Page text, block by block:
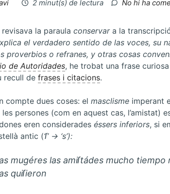
2 minut(s) de lectura No hi ha
la paraula conservara la
el verdadero sentido de las voces, su
proverbios o refranes, y otras cosas
de Autoridades, he trobat una frase
recull de frases i citacions.
compte dues coses: el masclisme imperant
persones (com en aquest cas, l’amistat)
eren considerades éssers inferiors, si
antic (‘ſ’ → ‘s’):
mugéres las amiſtádes mucho tiempo
quiſieron